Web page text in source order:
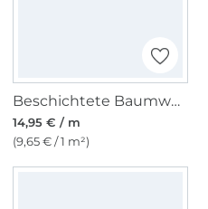
Beschichtete Baumwolle Flower Dream, rot
14,95 € / m
(9,65 € / 1 m²)